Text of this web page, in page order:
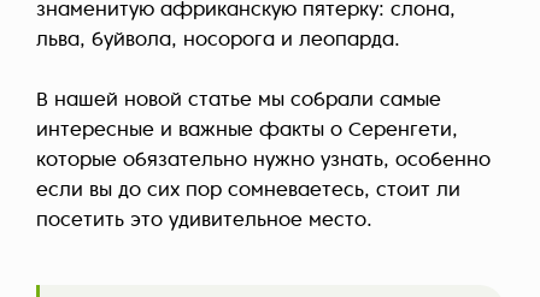
знаменитую африканскую пятерку: слона,
льва, буйвола, носорога и леопарда.
В нашей новой статье мы собрали самые
интересные и важные факты о Серенгети,
которые обязательно нужно узнать, особенно
если вы до сих пор сомневаетесь, стоит ли
посетить это удивительное место.